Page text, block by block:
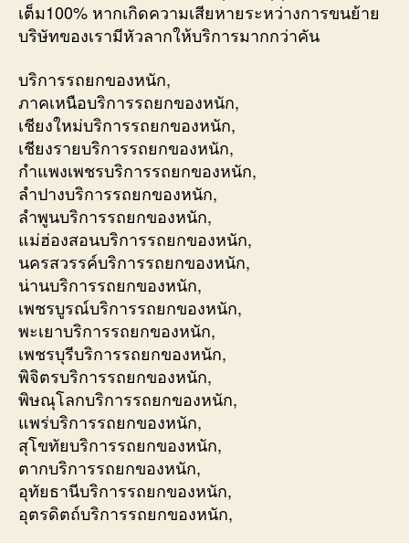
เต็ม100% หากเกิดความเสียหายระหว่างการขนย้าย
บริษัทของเรามีหัวลากให้บริการมากกว่าคัน
บริการรถยกของหนัก,
ภาคเหนือบริการรถยกของหนัก,
เชียงใหม่บริการรถยกของหนัก,
เชียงรายบริการรถยกของหนัก,
กำแพงเพชรบริการรถยกของหนัก,
ลำปางบริการรถยกของหนัก,
ลำพูนบริการรถยกของหนัก,
แม่ฮ่องสอนบริการรถยกของหนัก,
นครสวรรค์บริการรถยกของหนัก,
น่านบริการรถยกของหนัก,
เพชรบูรณ์บริการรถยกของหนัก,
พะเยาบริการรถยกของหนัก,
เพชรบุรีบริการรถยกของหนัก,
พิจิตรบริการรถยกของหนัก,
พิษณุโลกบริการรถยกของหนัก,
แพร่บริการรถยกของหนัก,
สุโขทัยบริการรถยกของหนัก,
ตากบริการรถยกของหนัก,
อุทัยธานีบริการรถยกของหนัก,
อุตรดิตถ์บริการรถยกของหนัก,